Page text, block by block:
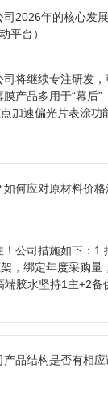
2026年的核心发
平台）
将继续专注研发
产品多用于“幕
加速偏光片表涂功
何应对原材料价
公司措施如下：
，绑定年度采购量
胶水坚持1主+2
品结构是否有相